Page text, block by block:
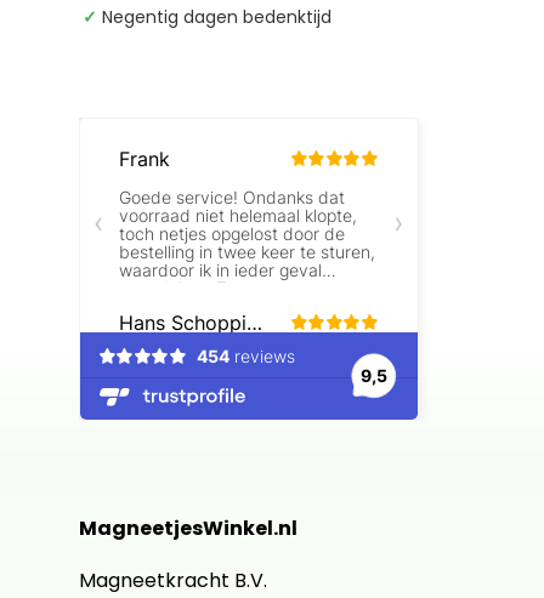
✓ Negentig dagen bedenktijd
MagneetjesWinkel.nl
Magneetkracht B.V.